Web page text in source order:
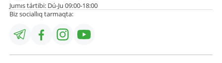
Jumıs tártibi: Dú-Ju 09:00-18:00
Biz sociallıq tarmaqta: